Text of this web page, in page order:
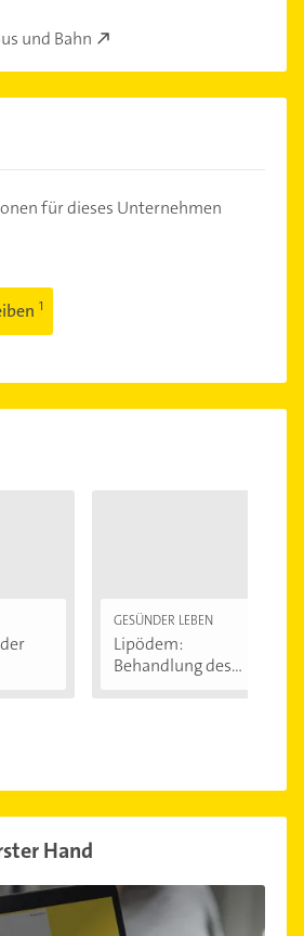
und Bahn
für dieses Unternehmen
GESÜNDER LEBEN
Lipödem:
Behandlung des
Hand